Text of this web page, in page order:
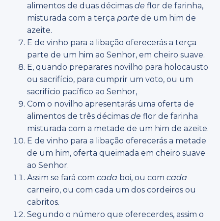
alimentos de duas décimas de flor de farinha,
misturada com a terça parte de um him de
azeite.
E de vinho para a libação oferecerás a terça
parte de um him ao Senhor, em cheiro suave.
E, quando preparares novilho para holocausto
ou sacrifício, para cumprir um voto, ou um
sacrifício pacífico ao Senhor,
Com o novilho apresentarás uma oferta de
alimentos de três décimas de flor de farinha
misturada com a metade de um him de azeite.
E de vinho para a libação oferecerás a metade
de um him, oferta queimada em cheiro suave
ao Senhor.
Assim se fará com cada boi, ou com cada
carneiro, ou com cada um dos cordeiros ou
cabritos.
Segundo o número que oferecerdes, assim o